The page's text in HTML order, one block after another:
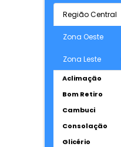
Região Central
Zona Oeste
Zona Leste
Aclimação
Bom Retiro
Cambuci
Consolação
Glicério